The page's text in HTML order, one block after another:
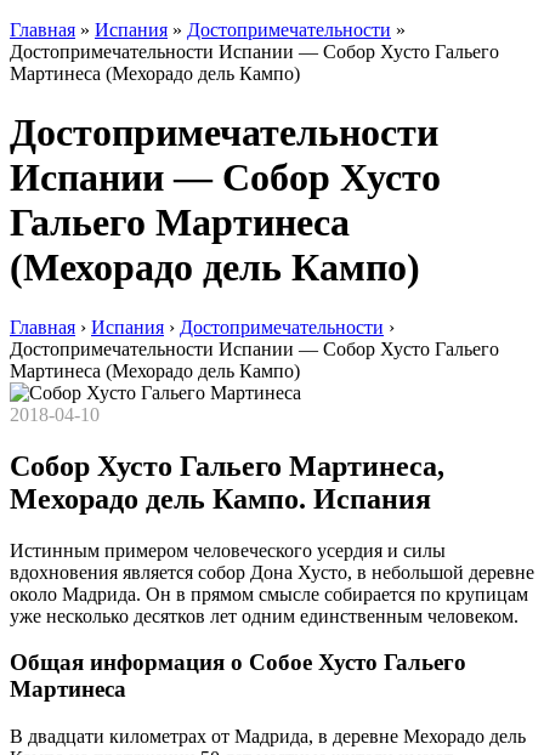
Главная » Испания » Достопримечательности »
Достопримечательности Испании — Собор Хусто Гальего
Мартинеса (Мехорадо дель Кампо)
Достопримечательности
Испании — Собор Хусто
Гальего Мартинеса
(Мехорадо дель Кампо)
Главная › Испания › Достопримечательности ›
Достопримечательности Испании — Собор Хусто Гальего
Мартинеса (Мехорадо дель Кампо)
2018-04-10
Собор Хусто Гальего Мартинеса,
Мехорадо дель Кампо. Испания
Истинным примером человеческого усердия и силы
вдохновения является собор Дона Хусто, в небольшой деревне
около Мадрида. Он в прямом смысле собирается по крупицам
уже несколько десятков лет одним единственным человеком.
Общая информация о Собое Хусто Гальего
Мартинеса
В двадцати километрах от Мадрида, в деревне Мехорадо дель